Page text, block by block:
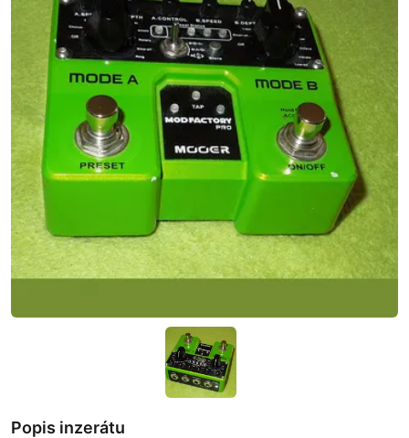
Popis inzerátu